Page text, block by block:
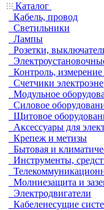
Каталог
Кабель, провод
Светильники
Лампы
Розетки,
Контроль,
Счетчики
Модульное
Силовое
Щитовое
Аксессуары для
Крепеж и метизы
Бытовая и
Инструменты,
Молниезащита и
Электродвигатели
Кабеленесущие